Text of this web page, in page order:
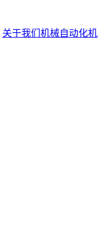
关于我们 机械自动化机